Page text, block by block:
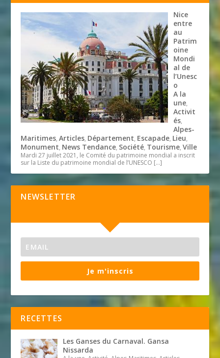
Nice
entre
au
Patrim
oine
Mondi
al de
l’Unesc
o
A la
une,
Activit
és,
Alpes-
Maritimes,Articles, Département, Escapade, Lieu,
Monument, News Tendance, Société, Tourisme,Ville
Mardi 27 juillet 2021, le Comité du patrimoine mondial a inscrit
sur la Liste du patrimoine mondial de l’UNESCO […]
NEWSLETTER
Je m'inscris
RECETTES
Les Ganses du Carnaval. Gansa
Nissarda